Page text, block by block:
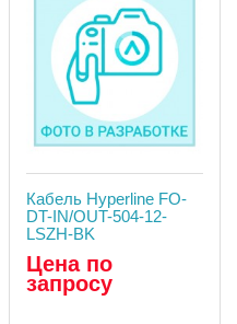
Кабель Hyperline FO-
DT-IN/OUT-504-12-
LSZH-BK
Цена по
запросу